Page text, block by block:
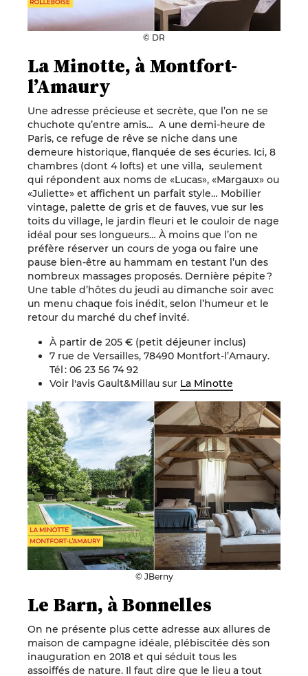
© DR
La Minotte, à Montfort-
l’Amaury
Une adresse précieuse et secrète, que l’on ne se
chuchote qu’entre amis… A une demi-heure de
Paris, ce refuge de rêve se niche dans une
demeure historique, flanquée de ses écuries. Ici, 8
chambres (dont 4 lofts) et une villa, seulement
qui répondent aux noms de «Lucas», «Margaux» ou
«Juliette» et affichent un parfait style… Mobilier
vintage, palette de gris et de fauves, vue sur les
toits du village, le jardin fleuri et le couloir de nage
idéal pour ses longueurs… À moins que l’on ne
préfère réserver un cours de yoga ou faire une
pause bien-être au hammam en testant l’un des
nombreux massages proposés. Dernière pépite ?
Une table d’hôtes du jeudi au dimanche soir avec
un menu chaque fois inédit, selon l’humeur et le
retour du marché du chef invité.
À partir de 205 € (petit déjeuner inclus)
7 rue de Versailles, 78490 Montfort-l’Amaury.
Tél : 06 23 56 74 92
Voir l'avis Gault&Millau sur La Minotte
© JBerny
Le Barn, à Bonnelles
On ne présente plus cette adresse aux allures de
maison de campagne idéale, plébiscitée dès son
inauguration en 2018 et qui séduit tous les
assoiffés de nature. Il faut dire que le lieu a tout